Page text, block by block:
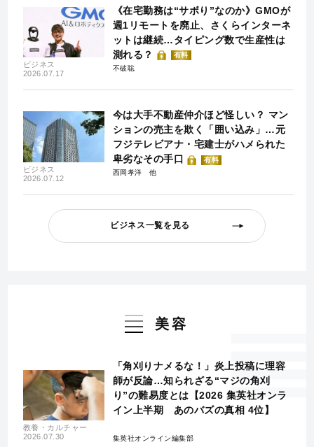
ビジネス
2026.07.17
《在宅勤務は“サボり”なのか》GMOが
週1リモートを廃止、さくらインターネ
ットは継続…タイピング数で生産性は
測れる？
有料
不破聡
ビジネス
2026.07.12
今は大手不動産仲介ほど怪しい？ マン
ションの売主を欺く「囲い込み」…元
フジテレビアナ・宅建士がハメられた
卑劣なその手口
有料
西岡孝洋
ビジネス一覧を見る
美容
教養・カルチャー
2026.07.30
「角刈りナメるな！」炎上投稿に理容
師が反論…知られざる“マジの角刈
り”の難易度とは【2026 集英社オンラ
イン上半期 あのバズの真相 4位】
集英社オンライン編集部